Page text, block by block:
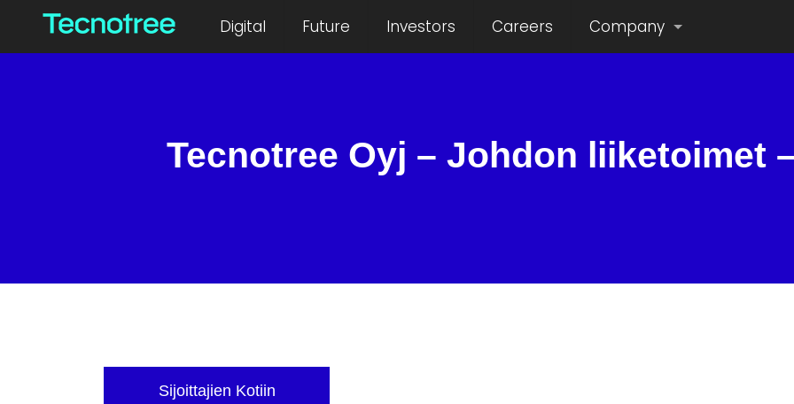
Digital Future Investors Careers Company
Tecnotree Oyj – Johdon liiketoimet
Sijoittajien Kotiin